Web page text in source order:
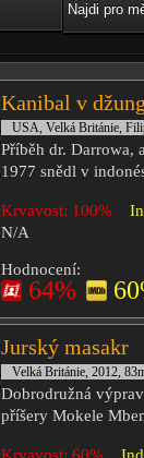
Najdi pro
Kanibal v
USA, Velká Británie,
Příběh dr. Darrowa,
1977 snědl v
Krvavost: 100%
N/A
Hodnocení:
64%
Jurský masakr
Velká Británie, 2012,
Dobrodružná
příšery Mokele